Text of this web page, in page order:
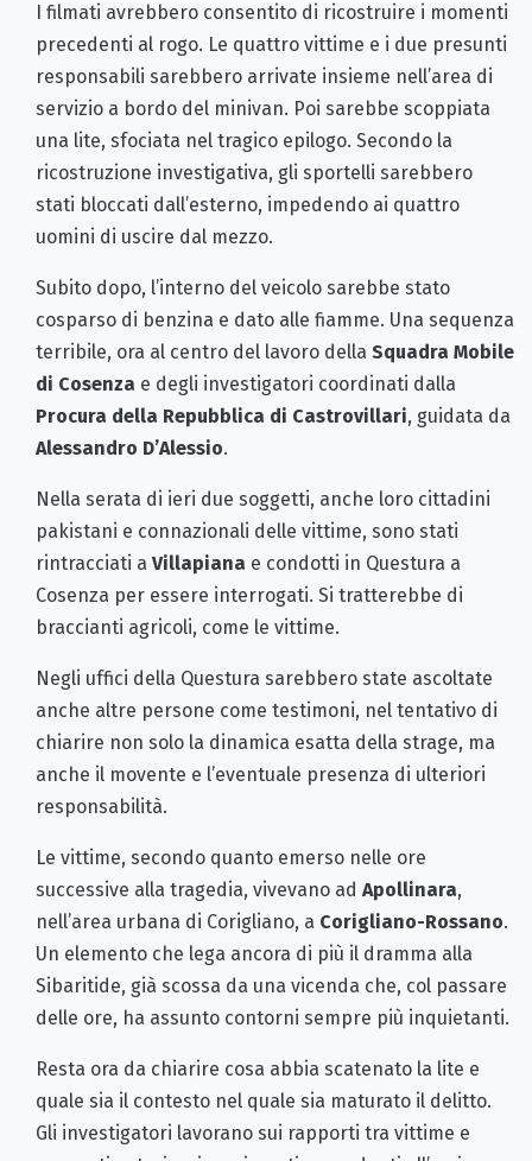
I filmati avrebbero consentito di ricostruire i momenti
precedenti al rogo. Le quattro vittime e i due presunti
responsabili sarebbero arrivate insieme nell’area di
servizio a bordo del minivan. Poi sarebbe scoppiata
una lite, sfociata nel tragico epilogo. Secondo la
ricostruzione investigativa, gli sportelli sarebbero
stati bloccati dall’esterno, impedendo ai quattro
uomini di uscire dal mezzo.
Subito dopo, l’interno del veicolo sarebbe stato
cosparso di benzina e dato alle fiamme. Una sequenza
terribile, ora al centro del lavoro della Squadra Mobile
di Cosenza e degli investigatori coordinati dalla
Procura della Repubblica di Castrovillari, guidata da
Alessandro D’Alessio.
Nella serata di ieri due soggetti, anche loro cittadini
pakistani e connazionali delle vittime, sono stati
rintracciati a Villapiana e condotti in Questura a
Cosenza per essere interrogati. Si tratterebbe di
braccianti agricoli, come le vittime.
Negli uffici della Questura sarebbero state ascoltate
anche altre persone come testimoni, nel tentativo di
chiarire non solo la dinamica esatta della strage, ma
anche il movente e l’eventuale presenza di ulteriori
responsabilità.
Le vittime, secondo quanto emerso nelle ore
successive alla tragedia, vivevano ad Apollinara,
nell’area urbana di Corigliano, a Corigliano-Rossano.
Un elemento che lega ancora di più il dramma alla
Sibaritide, già scossa da una vicenda che, col passare
delle ore, ha assunto contorni sempre più inquietanti.
Resta ora da chiarire cosa abbia scatenato la lite e
quale sia il contesto nel quale sia maturato il delitto.
Gli investigatori lavorano sui rapporti tra vittime e